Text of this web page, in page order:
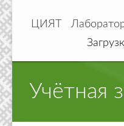
ЦИЯТ
Учётная